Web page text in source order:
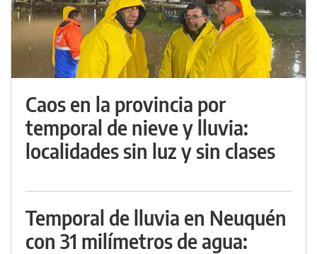
Caos en la provincia por
temporal de nieve y lluvia:
localidades sin luz y sin clases
Temporal de lluvia en Neuquén
con 31 milímetros de agua: